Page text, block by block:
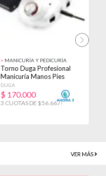
> MANICURÍA Y PEDICURÍA
Torno Duga Profesional
Manicuría Manos Pies
35000 Rpm D5020
DUGA
$ 170.000
3 CUOTAS DE $56.667!
VER MÁS